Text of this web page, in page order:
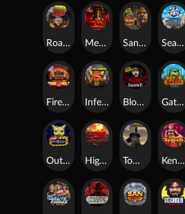
Seamen
Highway to Hell
Mental 2 San Quentin 2: Death Row
Blood & Shadow 2
Outsourced
Gator Hunters
Kenneth Must Die
Tombstone RIP
Fire in the Hole 2
Road Rage
Infectious 5 xWays